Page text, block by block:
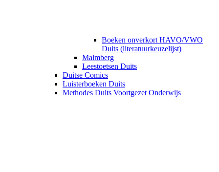
Boeken onverkort HAVO/VWO
Duits (literatuurkeuzelijst)
Malmberg
Leestoetsen Duits
Duitse Comics
Luisterboeken Duits
Methodes Duits Voortgezet Onderwijs